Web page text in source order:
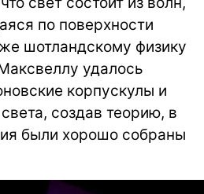
по поверхности
шотландскому физику
удалось
корпускулы и
создав теорию, в
были хорошо собраны